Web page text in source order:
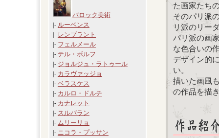
バロック美術
|- ルーベンス
|- レンブラント
|- フェルメール
|- テル・ボルフ
|- ジョルジュ・ラトゥール
|- カラヴァッジョ
|- ベラスケス
|- カルロ・ドルチ
|- カナレット
|- スルバラン
|- ムリーリョ
|- ニコラ・プッサン
た画家たち
そのパリ派
リ派のリー
パリ派の画
な色合いの
デザイン的
い。
描いた画風
の作品を描